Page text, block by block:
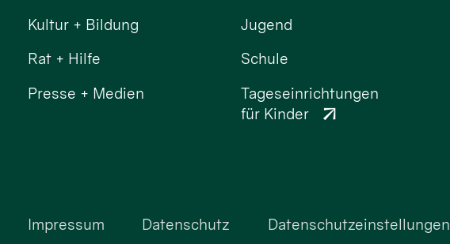
Kultur + Bildung
Rat + Hilfe
Presse + Medien
Jugend
Schule
Tageseinrichtungen
für Kinder
Impressum Datenschutz Datenschutzeinstellungen